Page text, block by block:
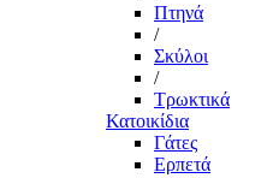
Πτηνά
/
Σκύλοι
/
Τρωκτικά
Κατοικίδια
Γάτες
Ερπετά